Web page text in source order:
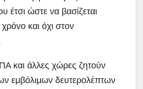
έτσι ώστε να βασίζεται
και όχι στον
και άλλες χώρες ζητούν
εμβόλιμων δευτερολέπτων